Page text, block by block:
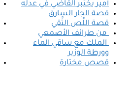
أمير يختبر القاضي في عدله
قصة الجار السارق
قصة اللِّص التَّقي
من طرائف الأصمعي
الملك مع ساقي الماء
وورطة الوزير
قصص مختارة